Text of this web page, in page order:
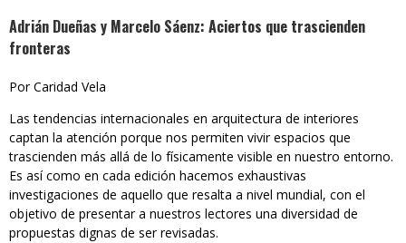
Adrián Dueñas y Marcelo Sáenz: Aciertos que trascienden
fronteras
Por Caridad Vela
Las tendencias internacionales en arquitectura de interiores
captan la atención porque nos permiten vivir espacios que
trascienden más allá de lo físicamente visible en nuestro entorno.
Es así como en cada edición hacemos exhaustivas
investigaciones de aquello que resalta a nivel mundial, con el
objetivo de presentar a nuestros lectores una diversidad de
propuestas dignas de ser revisadas.